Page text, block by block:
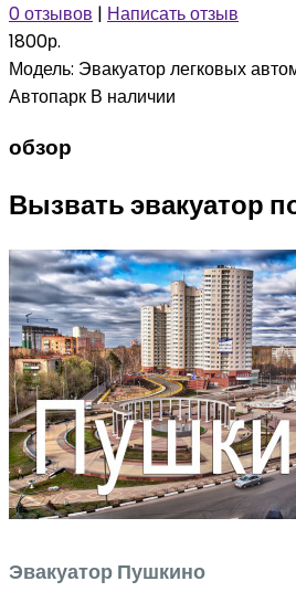
0 отзывов | Написать отзыв
1800р.
Модель: Эвакуатор легковых
Автопарк В наличии
обзор
Вызвать эвакуатор
Эвакуатор Пушкино